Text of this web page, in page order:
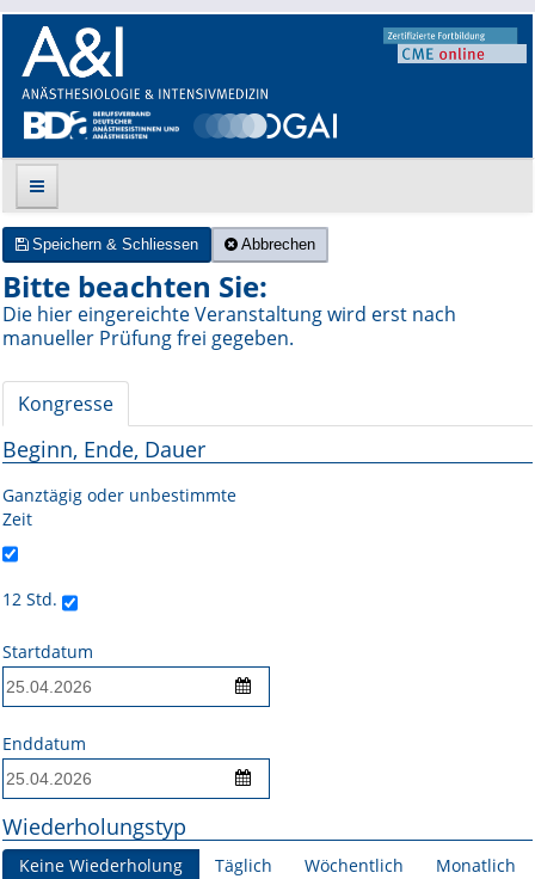
Suche
Aktuelle Ausgabe
Archiv
Mediadaten
Autoren-Service
Bestell-Service
Stellenmarkt
Speichern & Schliessen Abbrechen
Bitte beachten Sie:
Die hier eingereichte Veranstaltung wird erst nach
manueller Prüfung frei gegeben.
Kongresse
Beginn, Ende, Dauer
Ganztägig oder unbestimmte
Zeit
12 Std.
Startdatum
Enddatum
Wiederholungstyp
Keine Wiederholung Täglich Wöchentlich
Monatlich